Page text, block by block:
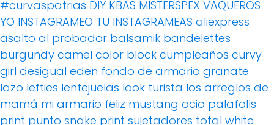
#curvaspatrias DIY KBAS MISTERSPEX VAQUEROS
YO INSTAGRAMEO TU INSTAGRAMEAS aliexpress
asalto al probador balsamik bandelettes
burgundy camel color block cumpleaños curvy
girl desigual eden fondo de armario granate
lazo lefties lentejuelas look turista los arreglos de
mamá mi armario feliz mustang ocio palafolls
print punto snake print sujetadores total white